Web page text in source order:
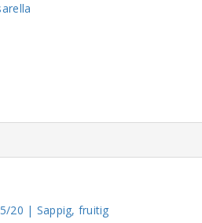
20 | Sappig, fruitig